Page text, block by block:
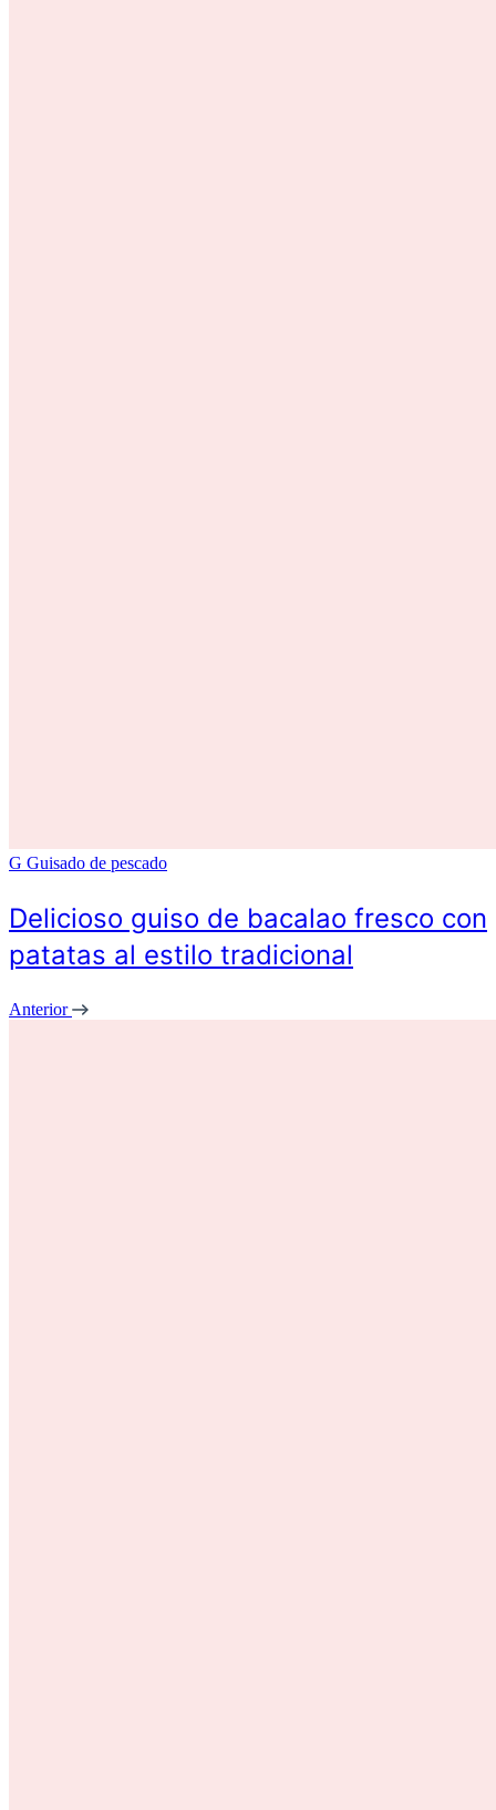
G Guisado de pescado
Delicioso guiso de bacalao fresco con
patatas al estilo tradicional
Anterior